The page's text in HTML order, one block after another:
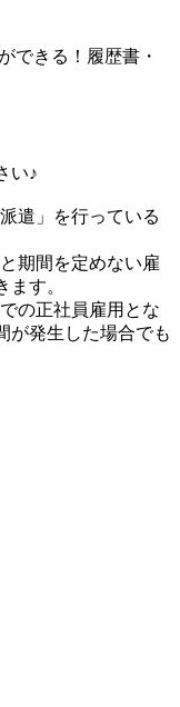
できる！履歴書・
い♪
遣」を行っている
期間を定めない雇
す。
の正社員雇用とな
が発生した場合でも